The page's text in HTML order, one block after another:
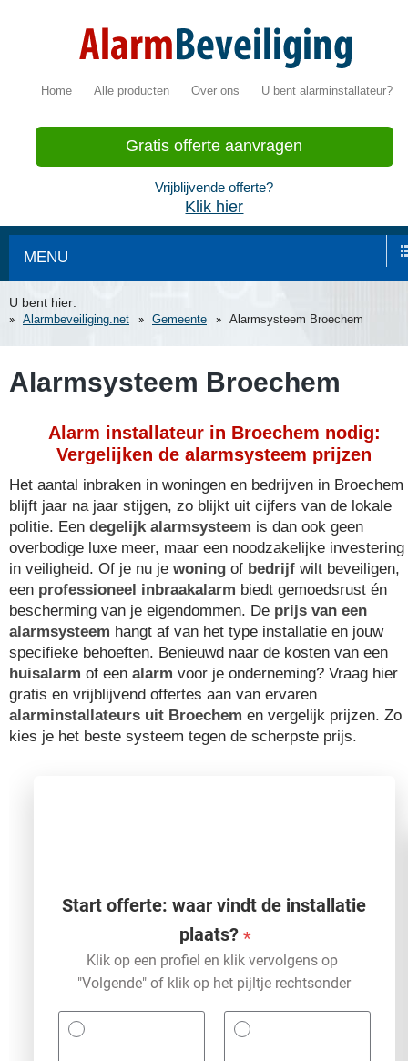
Home Alle producten Over ons U bent alarminstallateur?
Gratis offerte aanvragen
Vrijblijvende offerte?
Klik hier
MENU
U bent hier:
Alarmbeveiliging.net
Gemeente Alarmsysteem Broechem
Alarmsysteem Broechem
Alarm installateur in Broechem nodig:
Vergelijken de alarmsysteem prijzen
Het aantal inbraken in woningen en bedrijven in Broechem
blijft jaar na jaar stijgen, zo blijkt uit cijfers van de lokale
politie. Een degelijk alarmsysteem is dan ook geen
overbodige luxe meer, maar een noodzakelijke investering
in veiligheid. Of je nu je woning of bedrijf wilt beveiligen,
een professioneel inbraakalarm biedt gemoedsrust én
bescherming van je eigendommen. De prijs van een
alarmsysteem hangt af van het type installatie en jouw
specifieke behoeften. Benieuwd naar de kosten van een
huisalarm of een alarm voor je onderneming? Vraag hier
gratis en vrijblijvend offertes aan van ervaren
alarminstallateurs uit Broechem en vergelijk prijzen. Zo
kies je het beste systeem tegen de scherpste prijs.